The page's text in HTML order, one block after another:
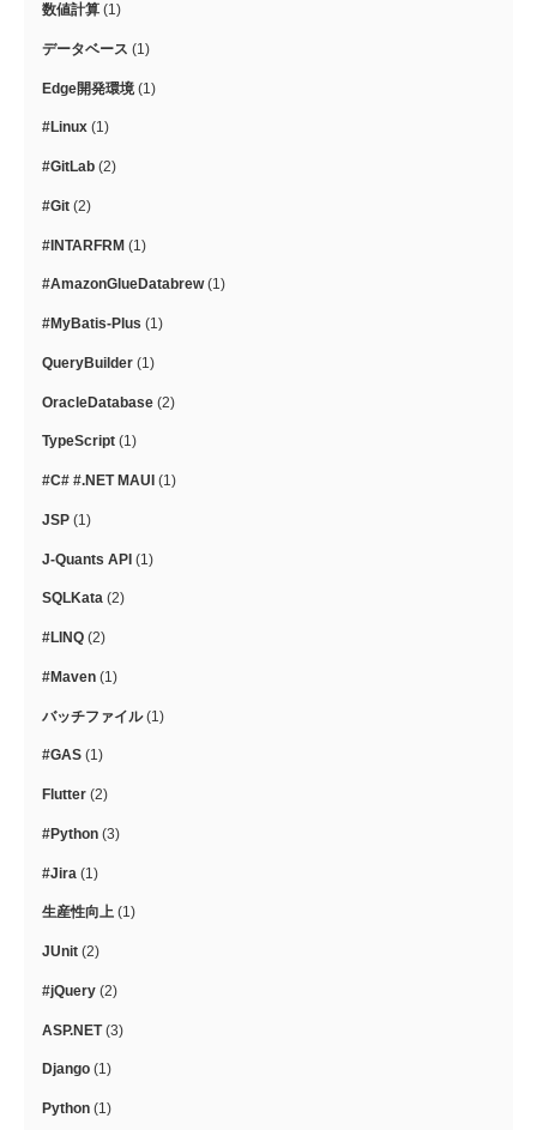
数値計算 (1)
データベース (1)
Edge開発環境 (1)
#Linux (1)
#GitLab (2)
#Git (2)
#INTARFRM (1)
#AmazonGlueDatabrew(1)
#MyBatis-Plus (1)
QueryBuilder (1)
OracleDatabase (2)
TypeScript (1)
#C# #.NET MAUI (1)
JSP (1)
J-Quants API (1)
SQLKata (2)
#LINQ (2)
#Maven (1)
バッチファイル(1)
#GAS (1)
Flutter (2)
#Python (3)
#Jira (1)
生産性向上 (1)
JUnit (2)
#jQuery (2)
ASP.NET(3)
Django (1)
Python (1)